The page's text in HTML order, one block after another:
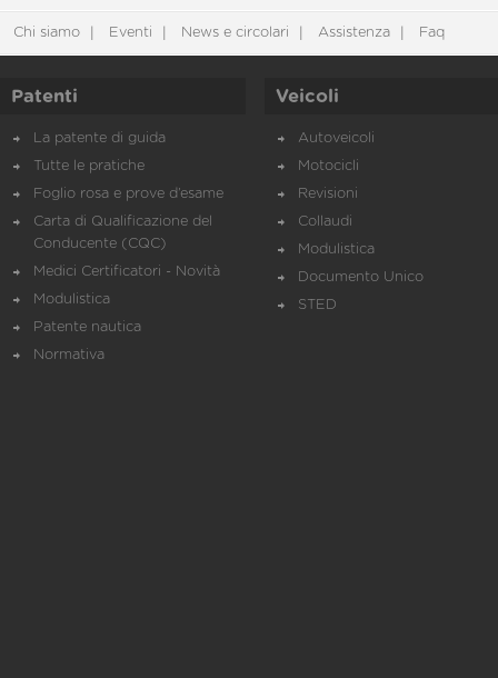
Chi siamo Eventi News e circolari Assistenza Faq
Patenti
La patente di guida
Tutte le pratiche
Foglio rosa e prove d’esame
Carta di Qualificazione del
Conducente (CQC)
Medici Certificatori - Novità
Modulistica
Patente nautica
Normativa
Veicoli
Autoveicoli
Motocicli
Revisioni
Collaudi
Modulistica
Documento Unico
STED